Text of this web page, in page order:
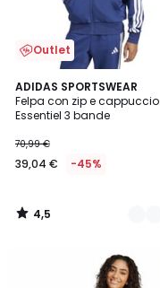
Outlet
ADIDAS SPORTSWEAR
Felpa con zip e cappuccio
Essentiel 3 bande
70,99 €
39,04 € -45%
4,5
/ 5
2
Colori
4,5
/